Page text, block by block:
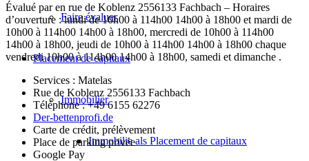
Faire évaluer
Placement de capitaux
Immobilier
Immobilie als Placement de capitaux
Évalué par en rue de Koblenz 2556133 Fachbach – Horaires
d’ouverture : lundi de 10h00 à 114h00 14h00 à 18h00 et mardi de
10h00 à 114h00 14h00 à 18h00, mercredi de 10h00 à 114h00
14h00 à 18h00, jeudi de 10h00 à 114h00 14h00 à 18h00 chaque
vendredi 10h00 à 114h00 14h00 à 18h00, samedi et dimanche .
Services : Matelas
Rue de Koblenz 2556133 Fachbach
Téléphone : +49 6155 62276
Der-bettenprofi.de
Carte de crédit, prélèvement
Place de parking privée
Google Pay